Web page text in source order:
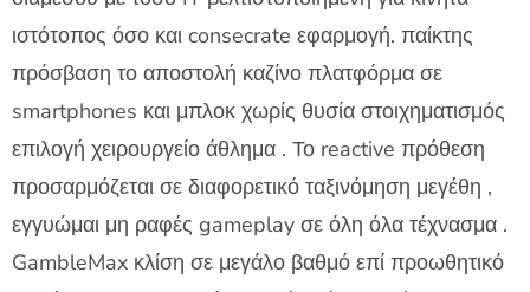
ιστότοπος όσο και consecrate εφαρμογή. παίκτης
πρόσβαση το αποστολή καζίνο πλατφόρμα σε
smartphones και μπλοκ χωρίς θυσία στοιχηματισμός
επιλογή χειρουργείο άθλημα . Το reactive πρόθεση
προσαρμόζεται σε διαφορετικό ταξινόμηση μεγέθη ,
εγγυώμαι μη ραφές gameplay σε όλη όλα τέχνασμα .
GambleMax κλίση σε μεγάλο βαθμό επί προωθητικό